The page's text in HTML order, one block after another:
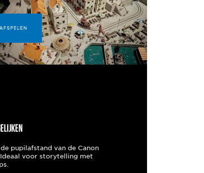
pupilafstand van de Canon
Ideaal voor storytelling met